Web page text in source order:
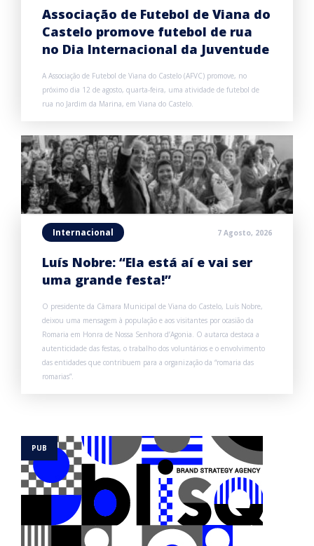
Associação de Futebol de Viana do
Castelo promove futebol de rua
no Dia Internacional da Juventude
A Associação de Futebol de Viana do Castelo (AFVC) promove, no
próximo dia 12 de agosto, quarta-feira, uma atividade de futebol de
rua no Jardim da Marina, em Viana do Castelo.
Internacional 7 Agosto, 2026
Luís Nobre: “Ela está aí e vai ser
uma grande festa!”
O presidente da Câmara Municipal de Viana do Castelo, Luís Nobre,
deixou uma mensagem à população e aos visitantes por ocasião da
Romaria em Honra de Nossa Senhora d’Agonia. O autarca destaca a
autenticidade das festas, o trabalho dos voluntários e o envolvimento
das entidades que contribuem para a organização da “romaria das
romarias”.